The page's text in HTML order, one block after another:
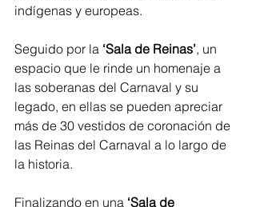
indígenas y europeas.
Seguido por la ‘Sala de Reinas’, un
espacio que le rinde un homenaje a
las soberanas del Carnaval y su
legado, en ellas se pueden apreciar
más de 30 vestidos de coronación de
las Reinas del Carnaval a lo largo de
la historia.
Finalizando en una ‘Sala de